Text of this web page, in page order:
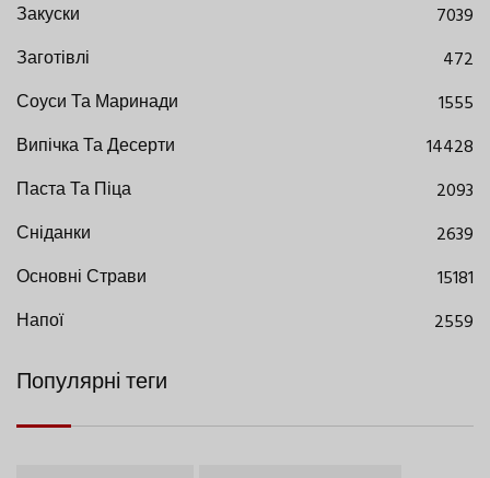
Закуски
7039
Заготівлі
472
Соуси Та Маринади
1555
Випічка Та Десерти
14428
Паста Та Піца
2093
Сніданки
2639
Основні Страви
15181
Напої
2559
Популярні теги